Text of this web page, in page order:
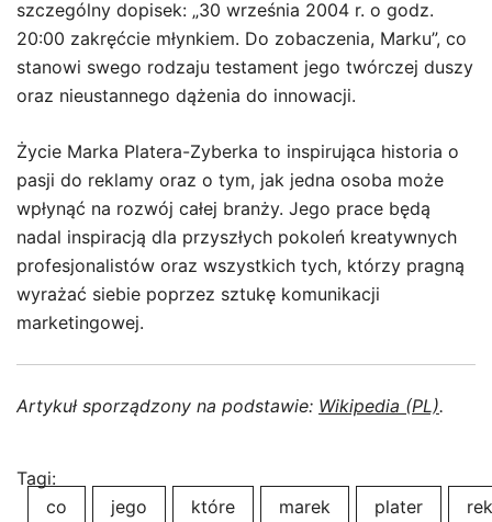
szczególny dopisek: „30 września 2004 r. o godz.
20:00 zakręćcie młynkiem. Do zobaczenia, Marku”, co
stanowi swego rodzaju testament jego twórczej duszy
oraz nieustannego dążenia do innowacji.
Życie Marka Platera-Zyberka to inspirująca historia o
pasji do reklamy oraz o tym, jak jedna osoba może
wpłynąć na rozwój całej branży. Jego prace będą
nadal inspiracją dla przyszłych pokoleń kreatywnych
profesjonalistów oraz wszystkich tych, którzy pragną
wyrażać siebie poprzez sztukę komunikacji
marketingowej.
Artykuł sporządzony na podstawie: Wikipedia (PL).
Tagi:
co
jego które marek plater